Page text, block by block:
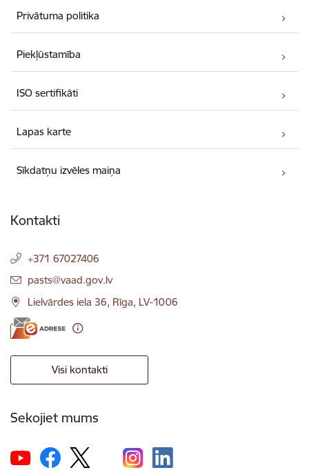
Privātuma politika
Piekļūstamība
ISO sertifikāti
Lapas karte
Sīkdatņu izvēles maiņa
Kontakti
+371 67027406
E-pasts:
pasts@vaad.gov.lv
Lielvārdes iela 36, Rīga, LV-1006
Visi kontakti
Sekojiet mums